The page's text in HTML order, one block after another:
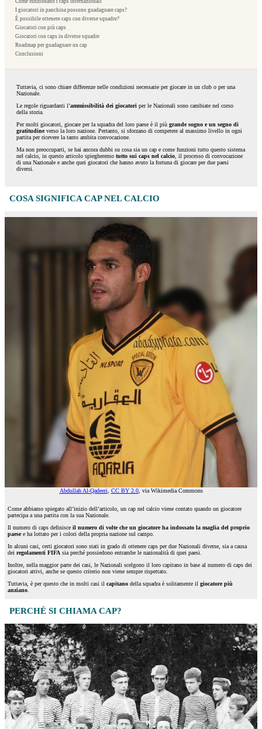
Come funzionano i caps internazionali
I giocatori in panchina possono guadagnare caps?
È possibile ottenere caps con diverse squadre?
Giocatori con più caps
Giocatori con caps in diverse squadre
Roadmap per guadagnare un cap
Conclusioni
Tuttavia, ci sono chiare differenze nelle condizioni necessarie per giocare in un club o per una
Nazionale.
Le regole riguardanti l’ammissibilità dei giocatori per le Nazionali sono cambiate nel corso
della storia.
Per molti giocatori, giocare per la squadra del loro paese è il più grande sogno e un segno di
gratitudineverso la loro nazione. Pertanto, si sforzano di competere al massimo livello in ogni
partita per ricevere la tanto ambita convocazione.
Ma non preoccuparti, se hai ancora dubbi su cosa sia un cap e come funzioni tutto questo sistema
nel calcio, in questo articolo spiegheremo tutto sui caps nel calcio , il processo di convocazione
di una Nazionale e anche quei giocatori che hanno avuto la fortuna di giocare per due paesi
diversi.
COSA SIGNIFICA CAP NEL CALCIO
Abdullah Al-Qadeeri CC BY 2.0, via Wikimedia Commons
Come abbiamo spiegato all’inizio dell’articolo, un cap nel calcio viene contato quando un giocatore
partecipa a una partita con la sua Nazionale.
Il numero di caps definisce il numero di volte che un giocatore ha indossato la maglia del proprio
paesee ha lottato per i colori della propria nazione sul campo.
In alcuni casi, certi giocatori sono stati in grado di ottenere caps per due Nazionali diverse, sia a causa
dei regolamenti FIFA sia perché possiedono entrambe le nazionalità di quei paesi.
Inoltre, nella maggior parte dei casi, le Nazionali scelgono il loro capitano in base al numero di caps dei
giocatori attivi, anche se questo criterio non viene sempre rispettato.
Tuttavia, è per questo che in molti casi il capitano della squadra è solitamente il giocatore più
anziano
PERCHÉ SI CHIAMA CAP?